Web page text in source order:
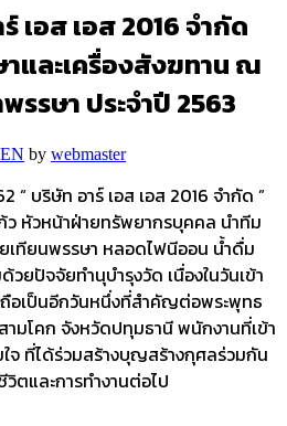
เอส เอส 2016 จำกัด
และเครื่องสังฆทาน ณ
รรษา ประจำปี 2563
by webmaster
“ บริษัท อาร์ เอส เอส 2016 จำกัด ”
หัวหน้าฝ่ายทรัพยากรบุคคล นำทีม
เทียนพรรษา หลอดไฟนีออน น้ำดื่ม
วยปัจจัยทำนุบำรุงวัด เนื่องในวันเข้า
ถือเป็นอีกวันหนึ่งที่สำคัญต่อพระพุทธ
มโคก จังหวัดปทุมธานี พนักงานที่เข้า
จ ที่ได้ร่วมสร้างบุญสร้างกุศลร่วมกัน
ตและการทำงานต่อไป